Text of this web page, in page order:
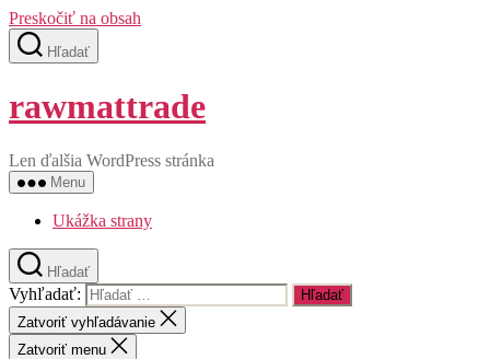
Preskočiť na obsah
Hľadať
rawmattrade
Len ďalšia WordPress stránka
Menu
Ukážka strany
Hľadať
Vyhľadať:
Zatvoriť vyhľadávanie
Zatvoriť menu